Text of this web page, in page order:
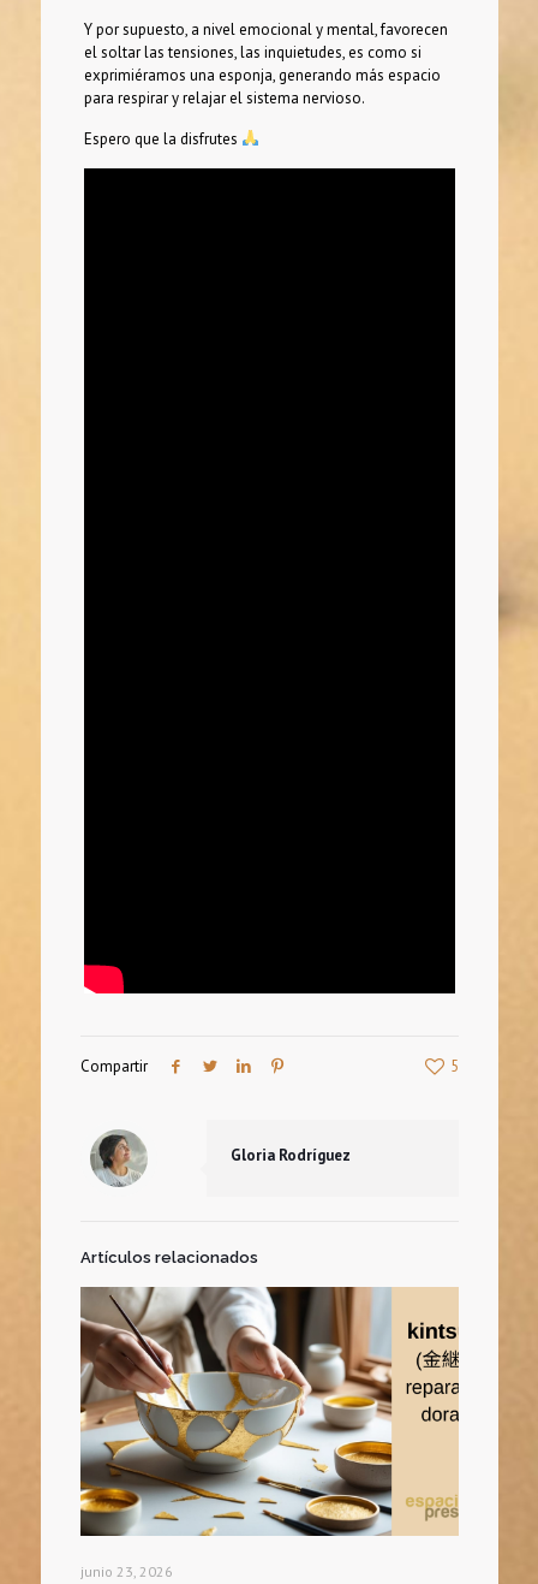
Y por supuesto, a nivel emocional y mental, favorecen
el soltar las tensiones, las inquietudes, es como si
exprimiéramos una esponja, generando más espacio
para respirar y relajar el sistema nervioso.
Espero que la disfrutes
Compartir 5
Gloria Rodríguez
Artículos relacionados
junio 23, 2026